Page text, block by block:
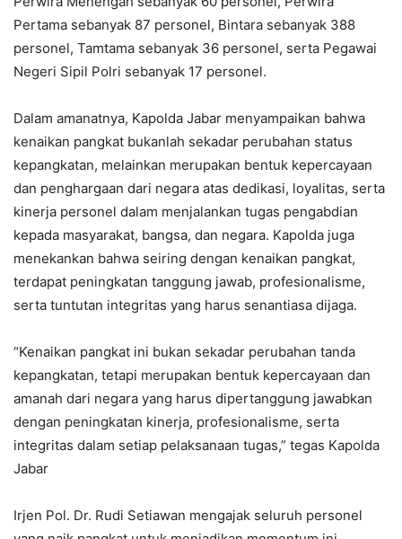
Pertama sebanyak 87 personel, Bintara sebanyak 388
personel, Tamtama sebanyak 36 personel, serta Pegawai
Negeri Sipil Polri sebanyak 17 personel.
Dalam amanatnya, Kapolda Jabar menyampaikan bahwa
kenaikan pangkat bukanlah sekadar perubahan status
kepangkatan, melainkan merupakan bentuk kepercayaan
dan penghargaan dari negara atas dedikasi, loyalitas, serta
kinerja personel dalam menjalankan tugas pengabdian
kepada masyarakat, bangsa, dan negara. Kapolda juga
menekankan bahwa seiring dengan kenaikan pangkat,
terdapat peningkatan tanggung jawab, profesionalisme,
serta tuntutan integritas yang harus senantiasa dijaga.
“Kenaikan pangkat ini bukan sekadar perubahan tanda
kepangkatan, tetapi merupakan bentuk kepercayaan dan
amanah dari negara yang harus dipertanggung jawabkan
dengan peningkatan kinerja, profesionalisme, serta
integritas dalam setiap pelaksanaan tugas,” tegas Kapolda
Jabar
Irjen Pol. Dr. Rudi Setiawan mengajak seluruh personel